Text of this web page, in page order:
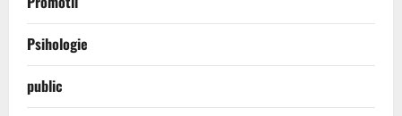
Psihologie
public